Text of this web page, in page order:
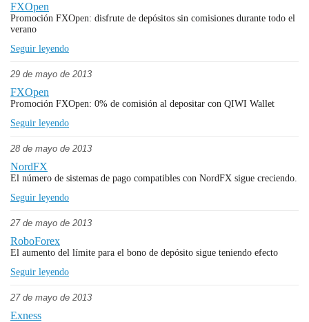
FXOpen
Promoción FXOpen: disfrute de depósitos sin comisiones durante todo el
verano
Seguir leyendo
29 de mayo de 2013
FXOpen
Promoción FXOpen: 0% de comisión al depositar con QIWI Wallet
Seguir leyendo
28 de mayo de 2013
NordFX
El número de sistemas de pago compatibles con NordFX sigue creciendo.
Seguir leyendo
27 de mayo de 2013
RoboForex
El aumento del límite para el bono de depósito sigue teniendo efecto
Seguir leyendo
27 de mayo de 2013
Exness